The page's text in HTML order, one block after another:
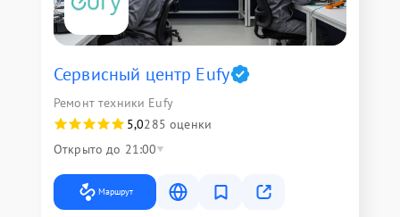
Сервисный центр Eufy
Ремонт техники Eufy
5,0285 оценки
Открыто до 21:00
Маршрут